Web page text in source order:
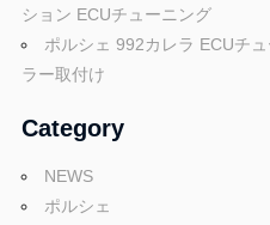
ョ
ン
ション ECUチューニング
ポルシェ 992カレラ ECUチ
ラー取付け
Category
NEWS
ポルシェ